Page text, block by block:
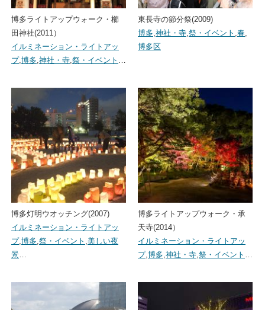
博多ライトアップウォーク・櫛
田神社(2011）
イルミネーション・ライトアッ
プ,博多,神社・寺,祭・イベント …
東長寺の節分祭(2009)
博多,神社・寺,祭・イベント ,春,
博多区
博多灯明ウオッチング(2007)
イルミネーション・ライトアッ
プ,博多,祭・イベント ,美しい夜
景…
博多ライトアップウォーク・承
天寺(2014）
イルミネーション・ライトアッ
プ,博多,神社・寺,祭・イベント …